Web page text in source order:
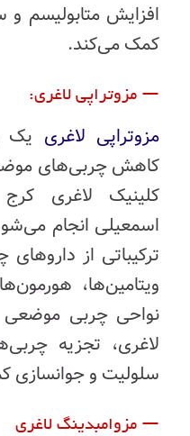
افزایش متابولیسم
کمک می‌کند.
— مزوتراپی لاغری:
مزوتراپی لاغری یک
کاهش چربی‌های
کلینیک لاغری
اسمعیلی انجام
ترکیباتی از
ویتامین‌ها،
نواحی چربی‌
لاغری، تجزیه
سلولیت و جوانسازی
— مزوامبدینگ لاغری